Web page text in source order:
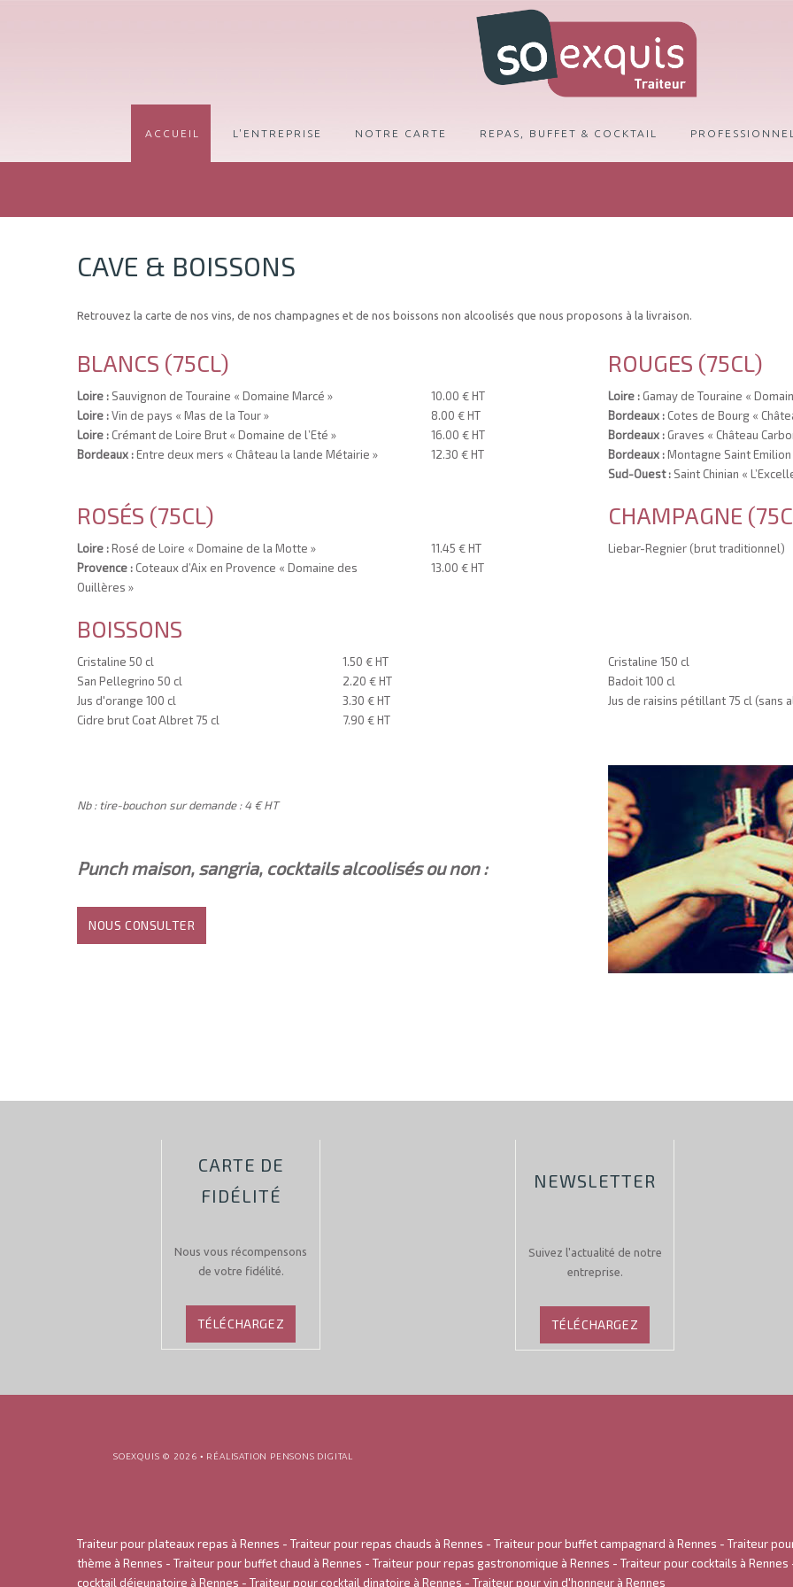
ACCUEIL L'ENTREPRISE NOTRE CARTE REPAS, BUFFET & COCKTAIL
CAVE & BOISSONS
Retrouvez la carte de nos vins, de nos champagnes et de nos boissons non alcoolisés que nous proposons à la livraison.
BLANCS (75CL)
Loire : Sauvignon de Touraine « Domaine Marcé »
10.00 € HT
Loire :Vin de pays « Mas de la Tour »
8.00 € HT
Loire : Crémant de Loire Brut « Domaine de l’Eté »
16.00 € HT
Bordeaux :Entre deux mers « Château la lande Métairie » 12.30 € HT
ROUGES (75CL)
Loire : Gamay de Touraine «
Bordeaux : Cotes de Bourg «
Bordeaux : Graves « Château
Bordeaux :Montagne Saint
Sud-Ouest : Saint Chinian «
ROSÉS (75CL)
Loire :Rosé de Loire « Domaine de la Motte »
11.45 € HT
Provence : Coteaux d’Aix en Provence « Domaine des
Ouillères »
13.00 € HT
CHAMPAGNE
Liebar-Regnier (brut traditionnel)
BOISSONS
Cristaline 50 cl 1.50 € HT
Cristaline 150 cl
San Pellegrino 50 cl
2.20 € HT
Badoit 100 cl
Jus d'orange 100 cl
3.30 € HT
Jus de raisins pétillant 75 cl (sans
Cidre brut Coat Albret 75 cl
7.90 € HT
Nb : tire-bouchon sur demande : 4 € HT
Punch maison, sangria, cocktails alcoolisés ou non :
NOUS CONSULTER
CARTE DE
FIDÉLITÉ
Nous vous récompensons
de votre fidélité.
TÉLÉCHARGEZ
NEWSLETTER
Suivez l'actualité de notre
entreprise.
TÉLÉCHARGEZ
SOEXQUIS © 2026 • RÉALISATION PENSONS DIGITAL
Traiteur pour plateaux repas à Rennes - Traiteur pour repas chauds à Rennes - Traiteur pour buffet campagnard à Rennes - Traiteur
thème à Rennes - Traiteur pour buffet chaud à Rennes - Traiteur pour repas gastronomique à Rennes - Traiteur pour cocktails à Rennes
cocktail déjeunatoire à Rennes - Traiteur pour cocktail dinatoire à Rennes - Traiteur pour vin d'honneur à Rennes